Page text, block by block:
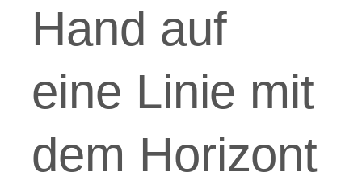
Hand auf
eine Linie mit
dem Horizont